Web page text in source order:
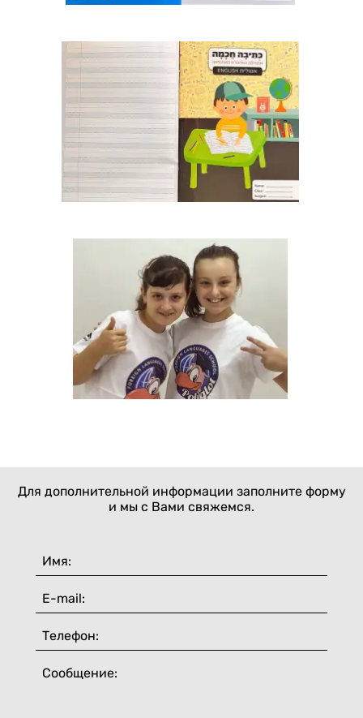
Для дополнительной информации заполните форму
и мы с Вами свяжемся.